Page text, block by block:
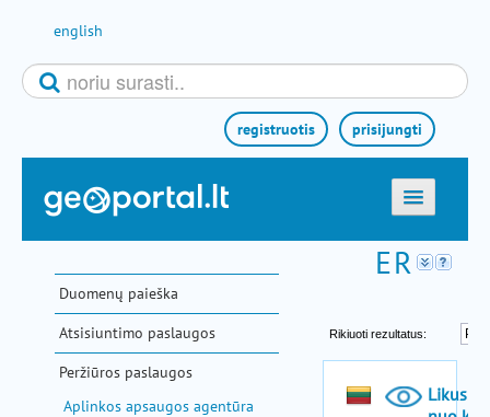
english
prisijungti
registruotis
titulinis
žemėlapiai
el. paslaugos
paieška
teminės sritys
Duomenų paieška
Atsisiuntimo paslaugos
Peržiūros paslaugos
Aplinkos apsaugos agentūra